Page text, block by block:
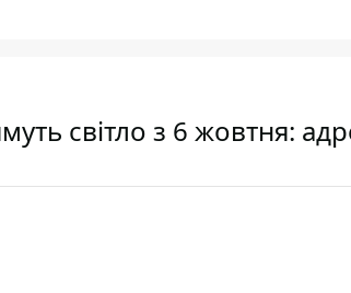
світло з 6 жовтня: